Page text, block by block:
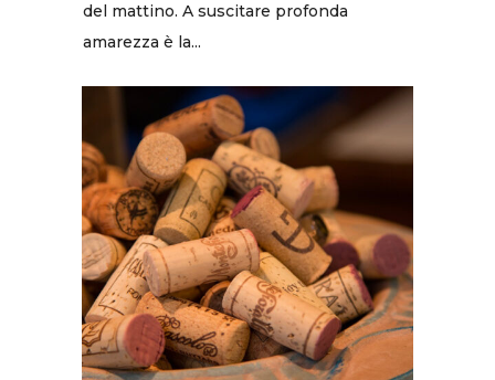
del mattino. A suscitare profonda
amarezza è la...